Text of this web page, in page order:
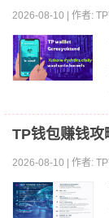
2026-08-10 | 作者: TP
TP钱包赚钱攻
2026-08-10 | 作者: TP